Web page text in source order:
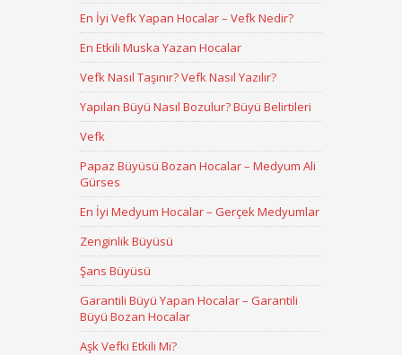
En İyi Vefk Yapan Hocalar – Vefk Nedir?
En Etkili Muska Yazan Hocalar
Vefk Nasıl Taşınır? Vefk Nasıl Yazılır?
Yapılan Büyü Nasıl Bozulur? Büyü Belirtileri
Vefk
Papaz Büyüsü Bozan Hocalar – Medyum Ali
Gürses
En İyi Medyum Hocalar – Gerçek Medyumlar
Zenginlik Büyüsü
Şans Büyüsü
Garantili Büyü Yapan Hocalar – Garantili
Büyü Bozan Hocalar
Aşk Vefki Etkili Mi?